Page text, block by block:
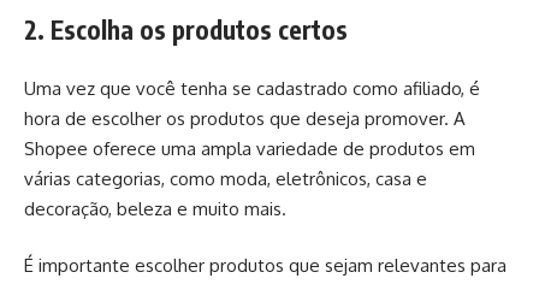
2. Escolha os produtos certos
Uma vez que você tenha se cadastrado como afiliado, é
hora de escolher os produtos que deseja promover. A
Shopee oferece uma ampla variedade de produtos em
várias categorias, como moda, eletrônicos, casa e
decoração, beleza e muito mais.
É importante escolher produtos que sejam relevantes para